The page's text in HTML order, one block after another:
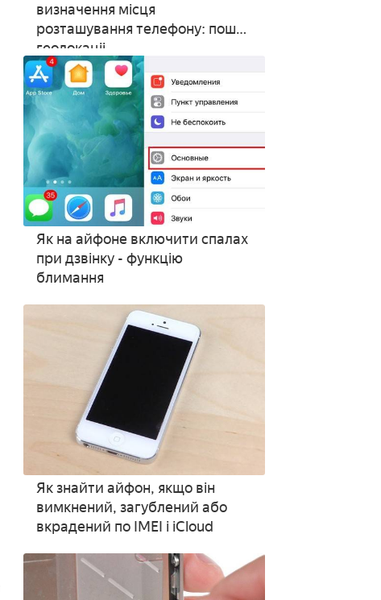
визначення місця
розташування телефону: пошук
геолокаціі
Як на айфоне включити спалах
при дзвінку - функцію
блимання
Як знайти айфон, якщо він
вимкнений, загублений або
вкрадений по IMEI і iCloud